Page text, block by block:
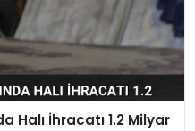
Halı İhracatı 1.2 Milyar